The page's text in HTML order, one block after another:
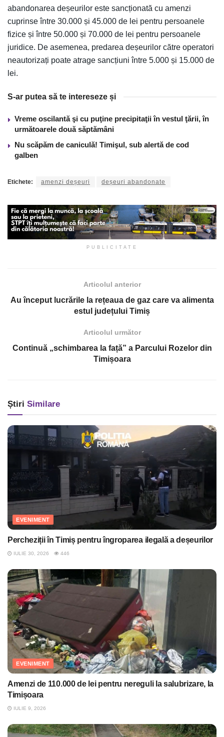
abandonarea deșeurilor este sancționată cu amenzi
cuprinse între 30.000 și 45.000 de lei pentru persoanele
fizice și între 50.000 și 70.000 de lei pentru persoanele
juridice. De asemenea, predarea deșeurilor către operatori
neautorizați poate atrage sancțiuni între 5.000 și 15.000 de
lei.
S-ar putea să te intereseze și
Vreme oscilantă şi cu puţine precipitaţii în vestul ţării, în
următoarele două săptămâni
Nu scăpăm de caniculă! Timişul, sub alertă de cod
galben
Etichete: amenzi deșeuri deșeuri abandonate
PUBLICITATE
Articolul anterior
Au început lucrările la rețeaua de gaz care va alimenta
estul județului Timiș
Articolul următor
Continuă „schimbarea la față” a Parcului Rozelor din
Timișoara
Știri Similare
EVENIMENT
Percheziții în Timiș pentru îngroparea ilegală a deșeurilor
IULIE 30, 2026 446
EVENIMENT
Amenzi de 110.000 de lei pentru nereguli la salubrizare, la
Timișoara
IULIE 9, 2026